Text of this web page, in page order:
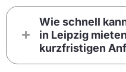
Wie schnell
in Leipzig
kurzfristigen